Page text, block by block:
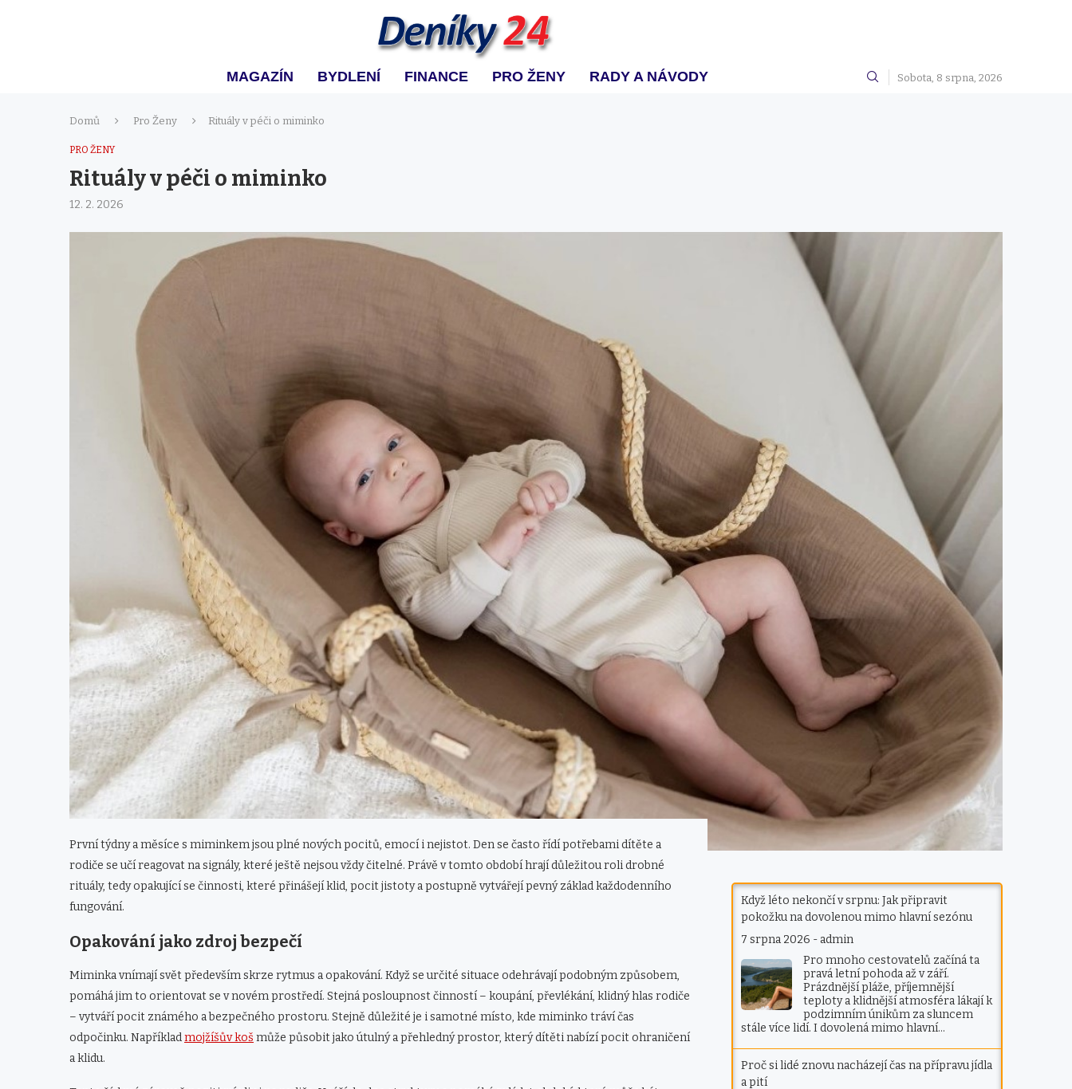
MAGAZÍN BYDLENÍ FINANCE PRO ŽENY RADY A NÁVODY Sobota, 8 srpna, 2026
Domů Pro Ženy Rituály v péči o miminko
PRO ŽENY
Rituály v péči o miminko
12. 2. 2026
První týdny a měsíce s miminkem jsou plné nových pocitů, emocí i nejistot. Den se často řídí potřebami dítěte a
rodiče se učí reagovat na signály, které ještě nejsou vždy čitelné. Právě v tomto období hrají důležitou roli drobné
rituály, tedy opakující se činnosti, které přinášejí klid, pocit jistoty a postupně vytvářejí pevný základ každodenního
fungování.
Opakování jako zdroj bezpečí
Miminka vnímají svět především skrze rytmus a opakování. Když se určité situace odehrávají podobným způsobem,
pomáhá jim to orientovat se v novém prostředí. Stejná posloupnost činností – koupání, převlékání, klidný hlas rodiče
– vytváří pocit známého a bezpečného prostoru. Stejně důležité je i samotné místo, kde miminko tráví čas
odpočinku. Napříkladmojžíšův koš může působit jako útulný a přehledný prostor, který dítěti nabízí pocit ohraničení
a klidu.
Když léto nekončí v srpnu: Jak připravit
pokožku na dovolenou mimo hlavní sezónu
7 srpna 2026 - admin
Pro mnoho cestovatelů začíná ta
pravá letní pohoda až v září.
Prázdnější pláže, příjemnější
teploty a klidnější atmosféra lákají k
podzimním únikům za sluncem
stále více lidí. I dovolená mimo hlavní…
Proč si lidé znovu nacházejí čas na přípravu jídla
a pití